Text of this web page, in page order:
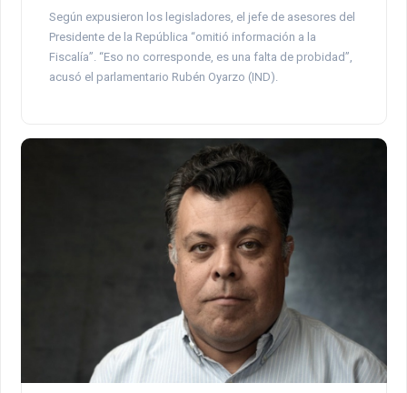
Según expusieron los legisladores, el jefe de asesores del
Presidente de la República “omitió información a la
Fiscalía”. “Eso no corresponde, es una falta de probidad”,
acusó el parlamentario Rubén Oyarzo (IND).